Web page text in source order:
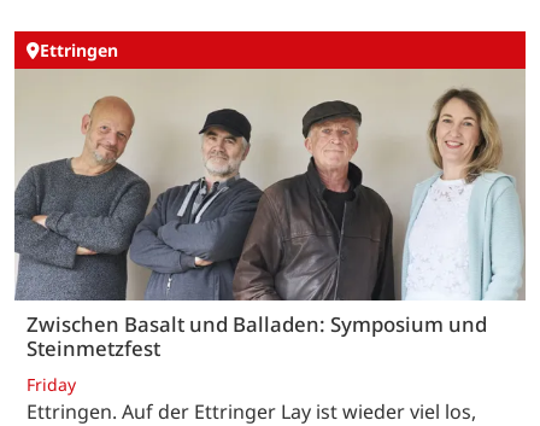
Ettringen
Zwischen Basalt und Balladen: Symposium und
Steinmetzfest
Friday
Ettringen. Auf der Ettringer Lay ist wieder viel los,